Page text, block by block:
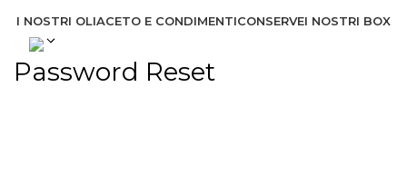
I NOSTRI OLIACETO E CONDIMENTICONSERVEI NOSTRI BOX
Password Reset